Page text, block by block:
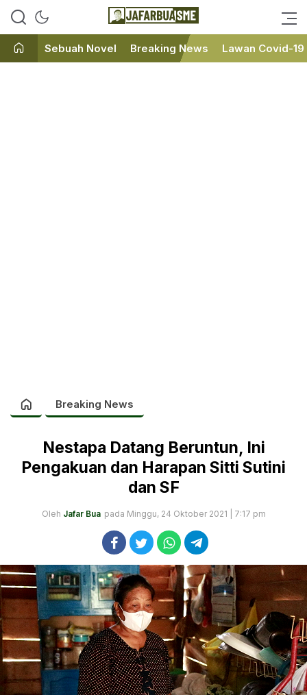
JafarBua
Ini bukan Media Online, Ini
Sebuah Novel Breaking News Lawan Covid-19
Breaking News
Nestapa Datang Beruntun, Ini
Pengakuan dan Harapan Sitti Sutini
dan SF
Oleh Jafar Bua pada Minggu, 24 Oktober 2021 | 7:17 pm